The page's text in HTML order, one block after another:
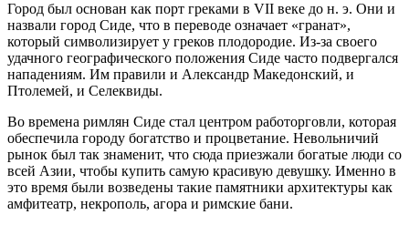
Город был основан как порт греками в VII веке до н. э. Они и
назвали город Сиде, что в переводе означает «гранат»,
который символизирует у греков плодородие. Из-за своего
удачного географического положения Сиде часто подвергался
нападениям. Им правили и Александр Македонский, и
Птолемей, и Селеквиды.
Во времена римлян Сиде стал центром работорговли, которая
обеспечила городу богатство и процветание. Невольничий
рынок был так знаменит, что сюда приезжали богатые люди со
всей Азии, чтобы купить самую красивую девушку. Именно в
это время были возведены такие памятники архитектуры как
амфитеатр, некрополь, агора и римские бани.